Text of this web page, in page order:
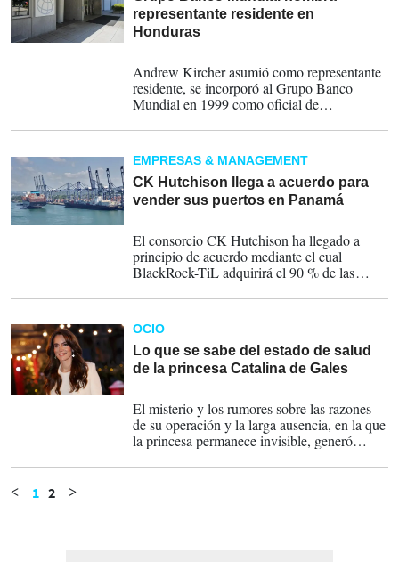
representante residente en
Honduras
Andrew Kircher asumió como representante
residente, se incorporó al Grupo Banco
Mundial en 1999 como oficial de
varios cargos, incluyendo coordinador del
Programa de Naciones Unidas, oficial senior
de Operaciones y gerente de Relaciones
Externas.
EMPRESAS & MANAGEMENT
CK Hutchison llega a acuerdo para
vender sus puertos en Panamá
El consorcio CK Hutchison ha llegado a
principio de acuerdo mediante el cual
BlackRock-TiL adquirirá el 90 % de las
que posee y opera los puertos de Balboa y
Cristóbal.
OCIO
Lo que se sabe del estado de salud
de la princesa Catalina de Gales
El misterio y los rumores sobre las razones
de su operación y la larga ausencia, en la que
la princesa permanece invisible, generó
< 1 2 >